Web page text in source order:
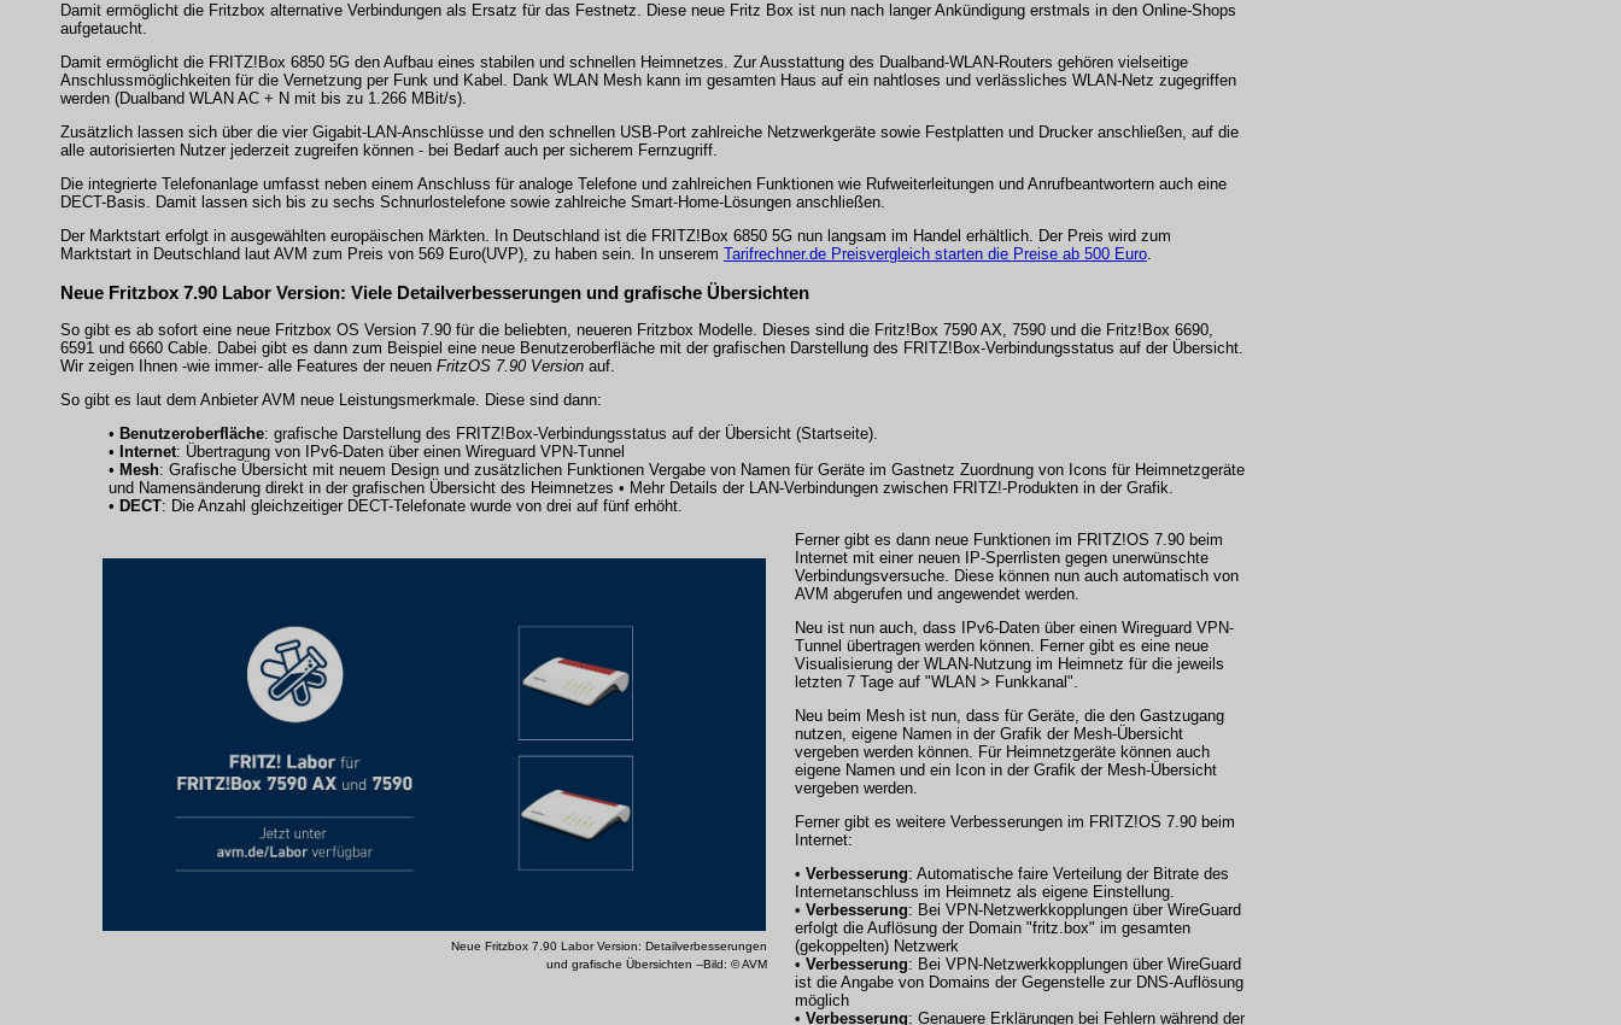
Damit ermöglicht die Fritzbox alternative Verbindungen als Ersatz für das Festnetz. Diese neue Fritz Box ist nun nach langer Ankündigung erstmals in den Online-Shops
aufgetaucht.
Damit ermöglicht die FRITZ!Box 6850 5G den Aufbau eines stabilen und schnellen Heimnetzes. Zur Ausstattung des Dualband-WLAN-Routers gehören vielseitige
Anschlussmöglichkeiten für die Vernetzung per Funk und Kabel. Dank WLAN Mesh kann im gesamten Haus auf ein nahtloses und verlässliches WLAN-Netz zugegriffen
werden (Dualband WLAN AC + N mit bis zu 1.266 MBit/s).
Zusätzlich lassen sich über die vier Gigabit-LAN-Anschlüsse und den schnellen USB-Port zahlreiche Netzwerkgeräte sowie Festplatten und Drucker anschließen, auf die
alle autorisierten Nutzer jederzeit zugreifen können - bei Bedarf auch per sicherem Fernzugriff.
Die integrierte Telefonanlage umfasst neben einem Anschluss für analoge Telefone und zahlreichen Funktionen wie Rufweiterleitungen und Anrufbeantwortern auch eine
DECT-Basis. Damit lassen sich bis zu sechs Schnurlostelefone sowie zahlreiche Smart-Home-Lösungen anschließen.
Der Marktstart erfolgt in ausgewählten europäischen Märkten. In Deutschland ist die FRITZ!Box 6850 5G nun langsam im Handel erhältlich. Der Preis wird zum
Marktstart in Deutschland laut AVM zum Preis von 569 Euro(UVP), zu haben sein. In unserem Tarifrechner.de Preisvergleich starten die Preise ab 500 Euro.
Neue Fritzbox 7.90 Labor Version: Viele Detailverbesserungen und grafische Übersichten
So gibt es ab sofort eine neue Fritzbox OS Version 7.90 für die beliebten, neueren Fritzbox Modelle. Dieses sind die Fritz!Box 7590 AX, 7590 und die Fritz!Box 6690,
6591 und 6660 Cable. Dabei gibt es dann zum Beispiel eine neue Benutzeroberfläche mit der grafischen Darstellung des FRITZ!Box-Verbindungsstatus auf der Übersicht.
Wir zeigen Ihnen -wie immer- alle Features der neuen FritzOS 7.90 Version auf.
So gibt es laut dem Anbieter AVM neue Leistungsmerkmale. Diese sind dann:
• Benutzeroberfläche: grafische Darstellung des FRITZ!Box-Verbindungsstatus auf der Übersicht (Startseite).
• Internet: Übertragung von IPv6-Daten über einen Wireguard VPN-Tunnel
• Mesh: Grafische Übersicht mit neuem Design und zusätzlichen Funktionen Vergabe von Namen für Geräte im Gastnetz Zuordnung von Icons für Heimnetzgeräte
und Namensänderung direkt in der grafischen Übersicht des Heimnetzes • Mehr Details der LAN-Verbindungen zwischen FRITZ!-Produkten in der Grafik.
• DECT: Die Anzahl gleichzeitiger DECT-Telefonate wurde von drei auf fünf erhöht.
Neue Fritzbox 7.90 Labor Version: Detailverbesserungen
und grafische Übersichten --Bild: © AVM
Ferner gibt es dann neue Funktionen im FRITZ!OS 7.90 beim
Internet mit einer neuen IP-Sperrlisten gegen unerwünschte
Verbindungsversuche. Diese können nun auch automatisch von
AVM abgerufen und angewendet werden.
Neu ist nun auch, dass IPv6-Daten über einen Wireguard VPN-
Tunnel übertragen werden können. Ferner gibt es eine neue
Visualisierung der WLAN-Nutzung im Heimnetz für die jeweils
letzten 7 Tage auf "WLAN > Funkkanal".
Neu beim Mesh ist nun, dass für Geräte, die den Gastzugang
nutzen, eigene Namen in der Grafik der Mesh-Übersicht
vergeben werden können. Für Heimnetzgeräte können auch
eigene Namen und ein Icon in der Grafik der Mesh-Übersicht
vergeben werden.
Ferner gibt es weitere Verbesserungen im FRITZ!OS 7.90 beim
Internet:
• Verbesserung: Automatische faire Verteilung der Bitrate des
Internetanschluss im Heimnetz als eigene Einstellung.
• Verbesserung: Bei VPN-Netzwerkkopplungen über WireGuard
erfolgt die Auflösung der Domain "fritz.box" im gesamten
(gekoppelten) Netzwerk
• Verbesserung: Bei VPN-Netzwerkkopplungen über WireGuard
ist die Angabe von Domains der Gegenstelle zur DNS-Auflösung
möglich
• Verbesserung: Genauere Erklärungen bei Fehlern während der